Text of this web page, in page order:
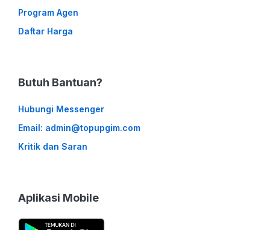
Program Agen
Daftar Harga
Butuh Bantuan?
Hubungi Messenger
Email: admin@topupgim.com
Kritik dan Saran
Aplikasi Mobile